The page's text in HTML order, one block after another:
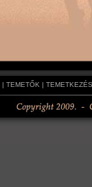
| TEMETŐK |